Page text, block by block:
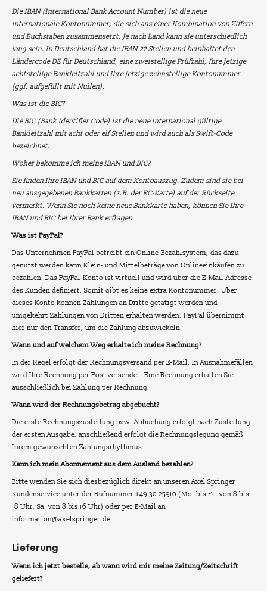
Die IBAN (International Bank Account Number) ist die neue
internationale Kontonummer, die sich aus einer Kombination von Ziffern
und Buchstaben zusammensetzt. Je nach Land kann sie unterschiedlich
lang sein. In Deutschland hat die IBAN 22 Stellen und beinhaltet den
Ländercode DE für Deutschland, eine zweistellige Prüfzahl, Ihre jetzige
achtstellige Bankleitzahl und Ihre jetzige zehnstellige Kontonummer
(ggf. aufgefüllt mit Nullen).
Was ist die BIC?
Die BIC (Bank Identifier Code) ist die neue international gültige
Bankleitzahl mit acht oder elf Stellen und wird auch als Swift-Code
bezeichnet.
Woher bekomme ich meine IBAN und BIC?
Sie finden Ihre IBAN und BIC auf dem Kontoauszug. Zudem sind sie bei
neu ausgegebenen Bankkarten (z.B. der EC-Karte) auf der Rückseite
vermerkt. Wenn Sie noch keine neue Bankkarte haben, können Sie Ihre
IBAN und BIC bei Ihrer Bank erfragen.
Was ist PayPal?
Das Unternehmen PayPal betreibt ein Online-Bezahlsystem, das dazu
genutzt werden kann Klein- und Mittelbeträge von Onlineeinkäufen zu
bezahlen. Das PayPal-Konto ist virtuell und wird über die E-Mail-Adresse
des Kunden definiert. Somit gibt es keine extra Kontonummer. Über
dieses Konto können Zahlungen an Dritte getätigt werden und
umgekehrt Zahlungen von Dritten erhalten werden. PayPal übernimmt
hier nur den Transfer, um die Zahlung abzuwickeln.
Wann und auf welchem Weg erhalte ich meine Rechnung?
In der Regel erfolgt der Rechnungsversand per E-Mail. In Ausnahmefällen
wird Ihre Rechnung per Post versendet. Eine Rechnung erhalten Sie
ausschließlich bei Zahlung per Rechnung.
Wann wird der Rechnungsbetrag abgebucht?
Die erste Rechnungszustellung bzw. Abbuchung erfolgt nach Zustellung
der ersten Ausgabe, anschließend erfolgt die Rechnungslegung gemäß
Ihrem gewünschten Zahlungsrhythmus.
Kann ich mein Abonnement aus dem Ausland bezahlen?
Bitte wenden Sie sich diesbezüglich direkt an unseren Axel Springer
Kundenservice unter der Rufnummer +49 30 25910 (Mo. bis Fr. von 8 bis
18 Uhr, Sa. von 8 bis 16 Uhr) oder per E-Mail an
information@axelspringer.de.
Lieferung
Wenn ich jetzt bestelle, ab wann wird mir meine Zeitung/Zeitschrift
geliefert?